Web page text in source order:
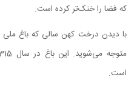
که فضا را خنک‌تر کرده است.
با دیدن درخت کهن سالی که باغ ملی
است.